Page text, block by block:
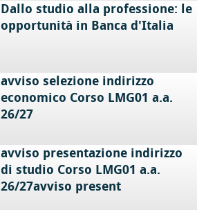
Dallo studio alla professione: le
opportunità in Banca d'Italia
avviso selezione indirizzo
economico Corso LMG01 a.a.
26/27
avviso presentazione indirizzo
di studio Corso LMG01 a.a.
26/27avviso present